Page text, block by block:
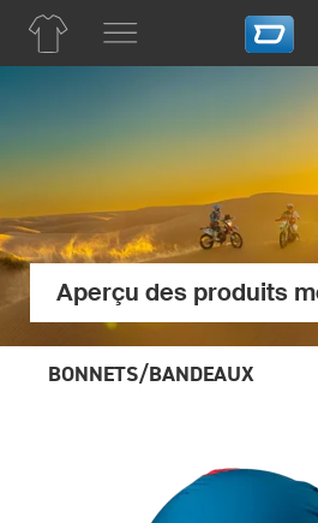
Aperçu des produits
BONNETS/BANDEAUX